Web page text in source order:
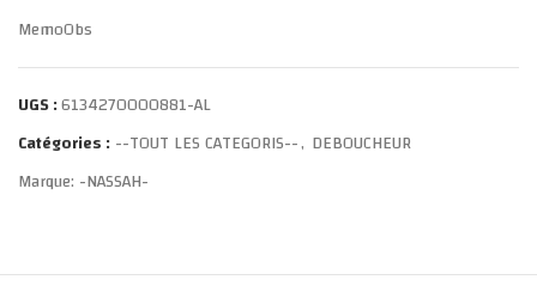
MemoObs
UGS :6134270000881-AL
Catégories :--TOUT LES CATEGORIS--, DEBOUCHEUR
Marque: -NASSAH-